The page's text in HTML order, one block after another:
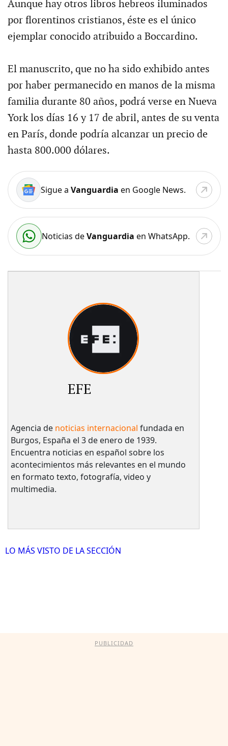
Aunque hay otros libros hebreos iluminados
por florentinos cristianos, éste es el único
ejemplar conocido atribuido a Boccardino.
El manuscrito, que no ha sido exhibido antes
por haber permanecido en manos de la misma
familia durante 80 años, podrá verse en Nueva
York los días 16 y 17 de abril, antes de su venta
en París, donde podría alcanzar un precio de
hasta 800.000 dólares.
Sigue a Vanguardia en Google News.
Noticias deVanguardia en WhatsApp.
EFE
Agencia de noticias internacional fundada en
Burgos, España el 3 de enero de 1939.
Encuentra noticias en español sobre los
acontecimientos más relevantes en el mundo
en formato texto, fotografía, video y
multimedia.
LO MÁS VISTO DE LA SECCIÓN
PUBLICIDAD